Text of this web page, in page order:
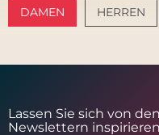
DAMEN HERREN
Lassen Sie sich von
Newslettern inspirieren